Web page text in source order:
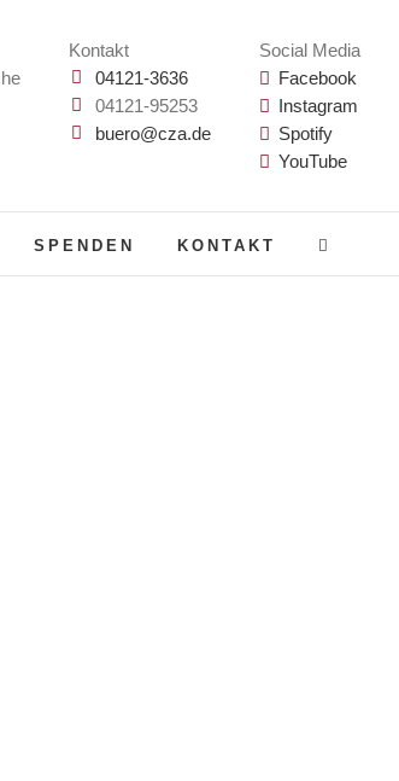
Kontakt
04121-3636
04121-95253
buero@cza.de
Social Media
Facebook
Instagram
Spotify
YouTube
SPENDEN KONTAKT